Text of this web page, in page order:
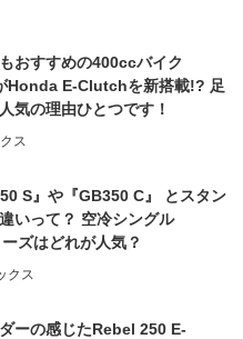
おすすめの400ccバイク
Honda E-Clutchを新搭載!? 足
気の理由ひとつです！
ス
S』や『GB350 C』 とスタン
いって？ 空冷シングル
ズはどれが人気？
クス
ーの感じたRebel 250 E-